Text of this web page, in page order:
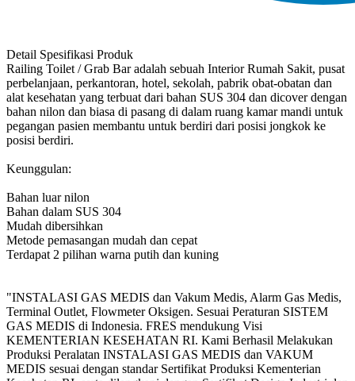
Detail Spesifikasi Produk
Railing Toilet / Grab Bar adalah sebuah Interior Rumah Sakit, pusat
perbelanjaan, perkantoran, hotel, sekolah, pabrik obat-obatan dan
alat kesehatan yang terbuat dari bahan SUS 304 dan dicover dengan
bahan nilon dan biasa di pasang di dalam ruang kamar mandi untuk
pegangan pasien membantu untuk berdiri dari posisi jongkok ke
posisi berdiri.
Keunggulan:
Bahan luar nilon
Bahan dalam SUS 304
Mudah dibersihkan
Metode pemasangan mudah dan cepat
Terdapat 2 pilihan warna putih dan kuning
"INSTALASI GAS MEDIS dan Vakum Medis, Alarm Gas Medis,
Terminal Outlet, Flowmeter Oksigen. Sesuai Peraturan SISTEM
GAS MEDIS di Indonesia. FRES mendukung Visi
KEMENTERIAN KESEHATAN RI. Kami Berhasil Melakukan
Produksi Peralatan INSTALASI GAS MEDIS dan VAKUM
MEDIS sesuai dengan standar Sertifikat Produksi Kementerian